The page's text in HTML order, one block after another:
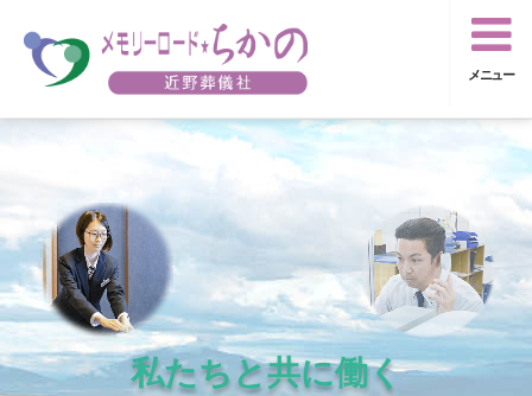
メニュー
私たちと共に働く